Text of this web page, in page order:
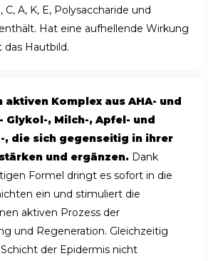
A, K, E, Polysaccharide und
Hat eine aufhellende Wirkung
das Hautbild.
aktiven Komplex aus AHA- und
Glykol-, Milch-, Apfel- und
, die sich gegenseitig in ihrer
und ergänzen. Dank
Formel dringt es sofort in die
ein und stimuliert die
aktiven Prozess der
und Regeneration. Gleichzeitig
der Epidermis nicht